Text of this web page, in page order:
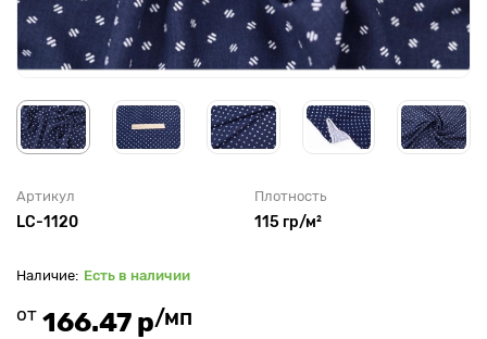
Артикул
LC-1120
Плотность
115 гр/м²
Есть в наличии
от 166.47 р/мп